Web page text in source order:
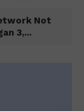
Not
3,...